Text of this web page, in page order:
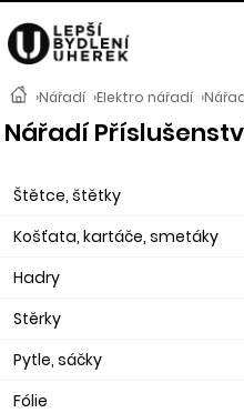
›Nářadí ›Elektro nářadí ›
Nářadí
Štětce, štětky
Košťata, kartáče, smetáky
Hadry
Stěrky
Pytle, sáčky
Fólie